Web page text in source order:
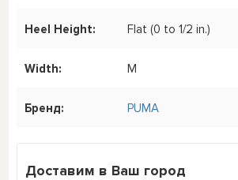
Heel Height: Flat (0 to 1/2 in.)
Width: M
Бренд: PUMA
Доставим в Ваш город